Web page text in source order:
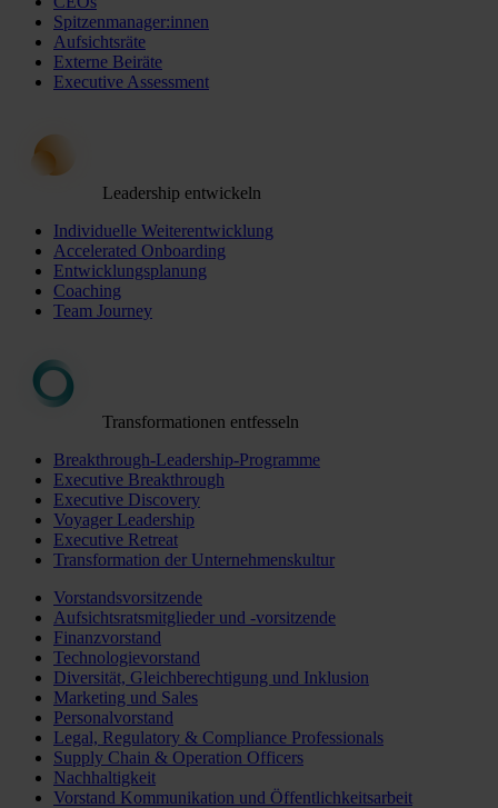
Spitzenmanager:innen
Aufsichtsräte
Externe Beiräte
Executive Assessment
Leadership entwickeln
Individuelle Weiterentwicklung
Accelerated Onboarding
Entwicklungsplanung
Coaching
Team Journey
Transformationen entfesseln
Breakthrough-Leadership-Programme
Executive Breakthrough
Executive Discovery
Voyager Leadership
Executive Retreat
Transformation der Unternehmenskultur
Vorstandsvorsitzende
Aufsichtsratsmitglieder und -vorsitzende
Finanzvorstand
Technologievorstand
Diversität, Gleichberechtigung und Inklusion
Marketing und Sales
Personalvorstand
Legal, Regulatory & Compliance Professionals
Supply Chain & Operation Officers
Nachhaltigkeit
Vorstand Kommunikation und Öffentlichkeitsarbeit